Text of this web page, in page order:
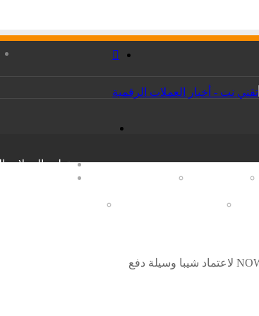
تقنية البلوكشين تحليل العملات الرقمية
تعليم العملات
ملحقاته المواقع الإلكترونية و السيو